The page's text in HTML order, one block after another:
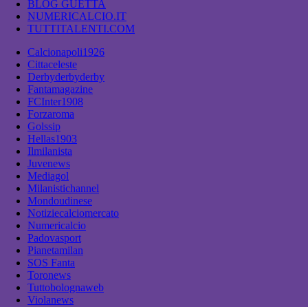
BLOG GUETTA
NUMERICALCIO.IT
TUTTITALENTI.COM
Calcionapoli1926
Cittaceleste
Derbyderbyderby
Fantamagazine
FCInter1908
Forzaroma
Golssip
Hellas1903
Ilmilanista
Juvenews
Mediagol
Milanistichannel
Mondoudinese
Notiziecalciomercato
Numericalcio
Padovasport
Pianetamilan
SOS Fanta
Toronews
Tuttobolognaweb
Violanews